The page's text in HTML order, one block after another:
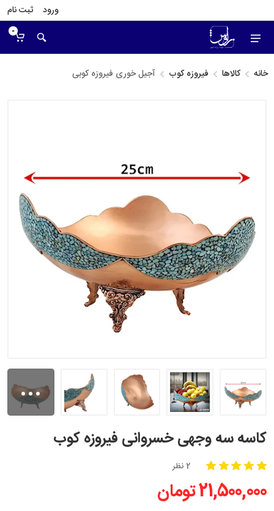
ورود ثبت نام
0
خانه کالاها فیروزه کوب آجیل خوری فیروزه کوبی
...
کاسه سه وجهی خسروانی فیروزه کوب
2 نظر
21,500,000 تومان